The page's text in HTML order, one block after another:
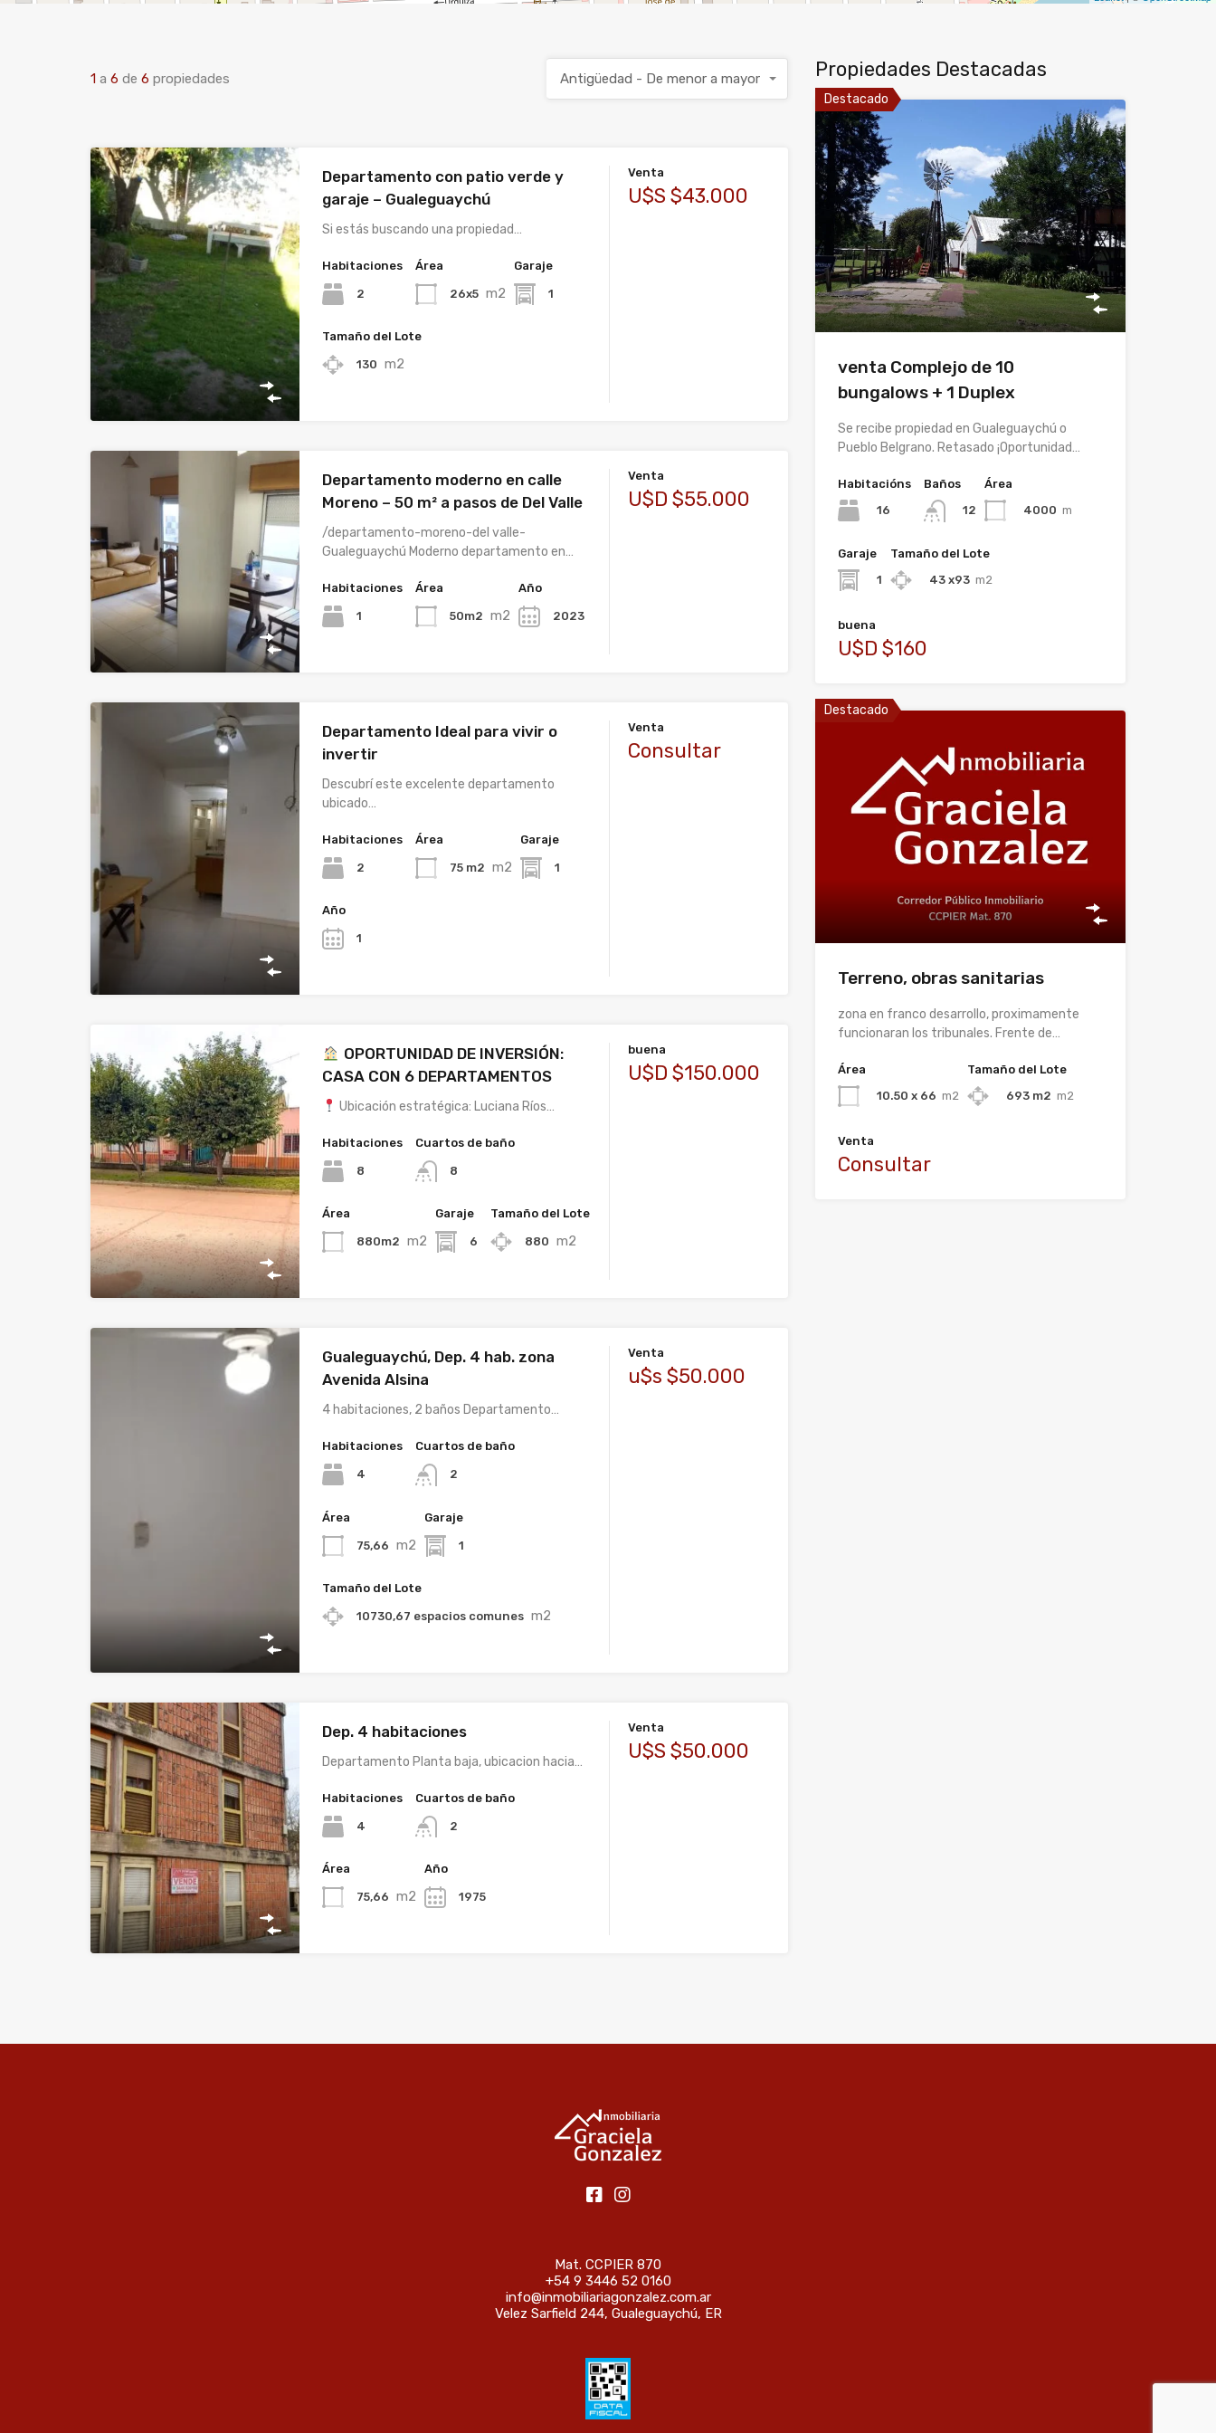
1 a 6 de 6 propiedades Antigüedad - De menor a mayor
Departamento con patio verde y
garaje – Gualeguaychú
Si estás buscando una propiedad…
Habitaciones
2
Área
26x5 m2
Garaje
1
Tamaño del Lote
130 m2
Venta
U$S $43.000
Departamento moderno en calle
Moreno – 50 m² a pasos de Del Valle
/departamento-moreno-del valle-
Gualeguaychú Moderno departamento en…
Habitaciones
1
Área
50m2 m2
Año
2023
Venta
U$D $55.000
Departamento Ideal para vivir o
invertir
Descubrí este excelente departamento
ubicado…
Habitaciones
2
Área
75 m2 m2
Garaje
1
Año
1
Venta
Consultar
OPORTUNIDAD DE INVERSIÓN:
CASA CON 6 DEPARTAMENTOS
Ubicación estratégica: Luciana Ríos…
Habitaciones
8
Cuartos de baño
8
Área
880m2 m2
Garaje
6
Tamaño del Lote
880 m2
buena
U$D $150.000
Gualeguaychú, Dep. 4 hab. zona
Avenida Alsina
4 habitaciones, 2 baños Departamento…
Habitaciones
4
Cuartos de baño
2
Área
75,66 m2
Garaje
1
Tamaño del Lote
10730,67 espacios comunes m2
Venta
u$s $50.000
Dep. 4 habitaciones
Departamento Planta baja, ubicacion hacia…
Habitaciones
4
Cuartos de baño
2
Área
75,66 m2
Año
1975
Venta
U$S $50.000
Propiedades Destacadas
Destacado
venta Complejo de 10
bungalows + 1 Duplex
Se recibe propiedad en Gualeguaychú o
Pueblo Belgrano. Retasado ¡Oportunidad…
Habitacións
16
Baños
12
Área
4000 m
Garaje
1
Tamaño del Lote
43 x93 m2
buena
U$D $160
Destacado
Terreno, obras sanitarias
zona en franco desarrollo, proximamente
funcionaran los tribunales. Frente de…
Área
10.50 x 66 m2
Tamaño del Lote
693 m2 m2
Venta
Consultar
Mat. CCPIER 870
+54 9 3446 52 0160
info@inmobiliariagonzalez.com.ar
Velez Sarfield 244, Gualeguaychú, ER